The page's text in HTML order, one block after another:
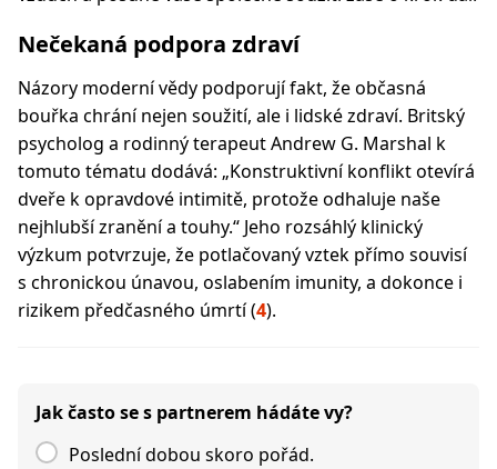
Nečekaná podpora zdraví
Názory moderní vědy podporují fakt, že občasná
bouřka chrání nejen soužití, ale i lidské zdraví. Britský
psycholog a rodinný terapeut Andrew G. Marshal k
tomuto tématu dodává: „Konstruktivní konflikt otevírá
dveře k opravdové intimitě, protože odhaluje naše
nejhlubší zranění a touhy.“ Jeho rozsáhlý klinický
výzkum potvrzuje, že potlačovaný vztek přímo souvisí
s chronickou únavou, oslabením imunity, a dokonce i
rizikem předčasného úmrtí (4).
Jak často se s partnerem hádáte vy?
Poslední dobou skoro pořád.